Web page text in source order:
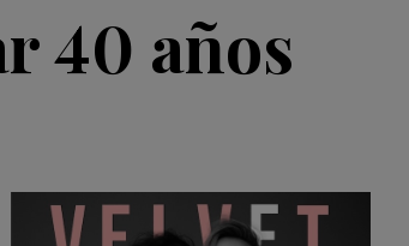
Viajes
Tech
40 años